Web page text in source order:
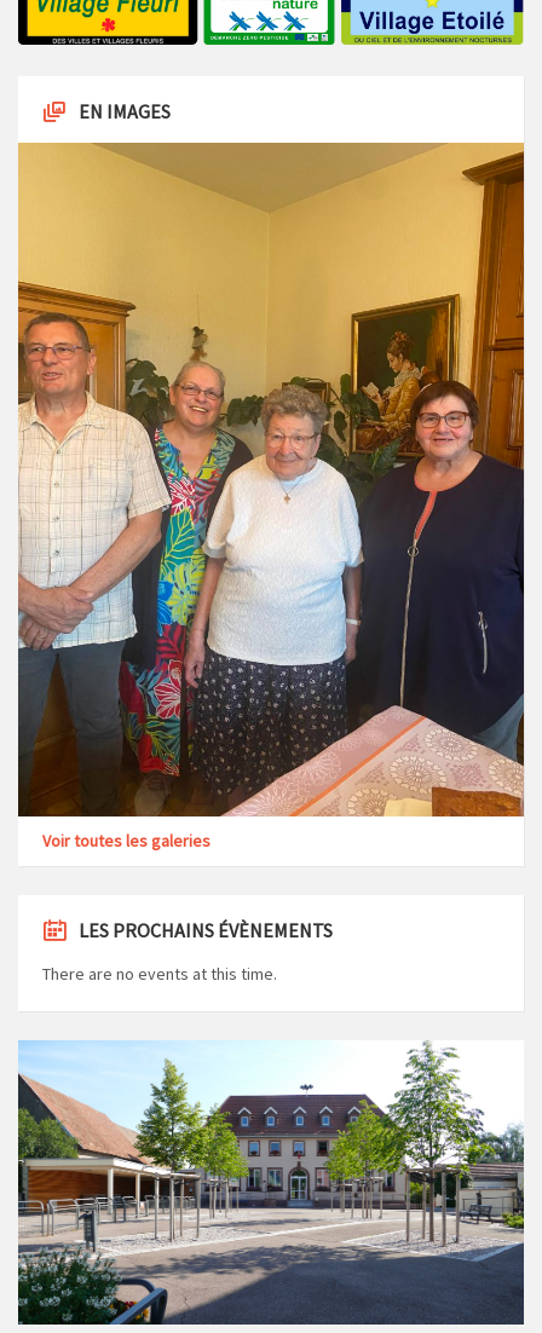
EN IMAGES
Voir toutes les galeries
LES PROCHAINS ÉVÈNEMENTS
There are no events at this time.